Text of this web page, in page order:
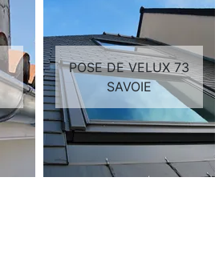
POSE DE VELUX 73
SAVOIE